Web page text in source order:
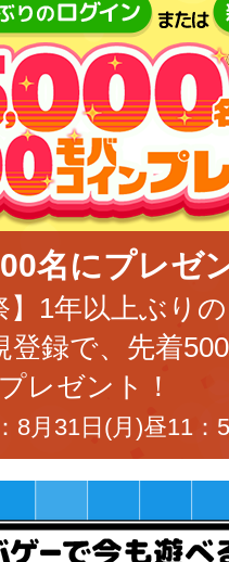
名にプレゼ
】1年以上ぶり
登録で、先着
レゼント！
8月31日(月)昼11：